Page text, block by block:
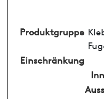
Produktgruppe
Einschränkung